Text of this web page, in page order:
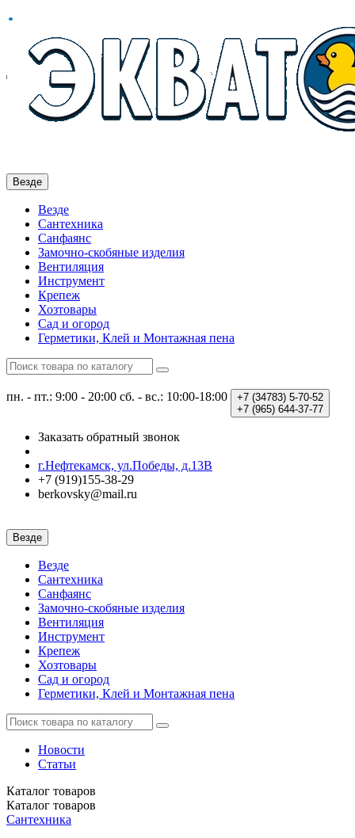
Везде
Везде
Сантехника
Санфаянс
Замочно-скобяные изделия
Вентиляция
Инструмент
Крепеж
Хозтовары
Сад и огород
Герметики, Клей и Монтажная пена
пн. - пт.: 9:00 - 20:00 сб. - вс.: 10:00-18:00 +7 (34783) 5-70-52
+7 (965) 644-37-77
Заказать обратный звонок
г.Нефтекамск, ул.Победы, д.13В
+7 (919)155-38-29
berkovsky@mail.ru
Везде
Везде
Сантехника
Санфаянс
Замочно-скобяные изделия
Вентиляция
Инструмент
Крепеж
Хозтовары
Сад и огород
Герметики, Клей и Монтажная пена
Новости
Статьи
Каталог товаров
Каталог товаров
Сантехника